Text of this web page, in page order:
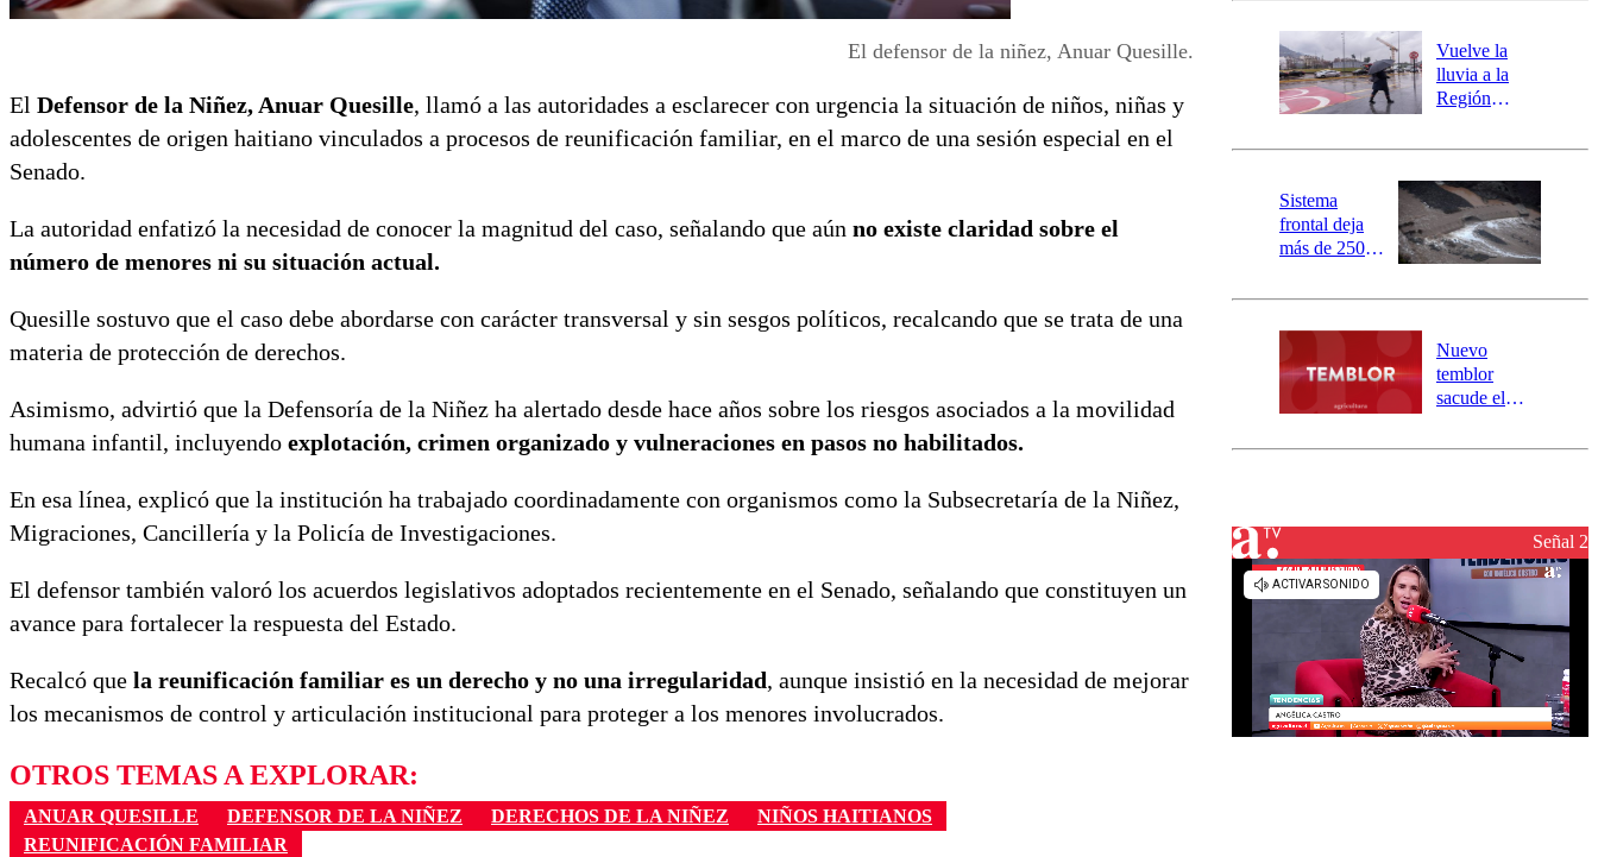
El defensor de la niñez, Anuar Quesille.
El Defensor de la Niñez, Anuar Quesille, llamó a las autoridades a esclarecer con urgencia la situación de niños, niñas y
adolescentes de origen haitiano vinculados a procesos de reunificación familiar, en el marco de una sesión especial en el
Senado.
La autoridad enfatizó la necesidad de conocer la magnitud del caso, señalando que aún no existe claridad sobre el
número de menores ni su situación actual.
Quesille sostuvo que el caso debe abordarse con carácter transversal y sin sesgos políticos, recalcando que se trata de una
materia de protección de derechos.
Asimismo, advirtió que la Defensoría de la Niñez ha alertado desde hace años sobre los riesgos asociados a la movilidad
humana infantil, incluyendo explotación, crimen organizado y vulneraciones en pasos no habilitados.
En esa línea, explicó que la institución ha trabajado coordinadamente con organismos como la Subsecretaría de la Niñez,
Migraciones, Cancillería y la Policía de Investigaciones.
El defensor también valoró los acuerdos legislativos adoptados recientemente en el Senado, señalando que constituyen un
avance para fortalecer la respuesta del Estado.
Recalcó que la reunificación familiar es un derecho y no una irregularidad, aunque insistió en la necesidad de mejorar
los mecanismos de control y articulación institucional para proteger a los menores involucrados.
OTROS TEMAS A EXPLORAR:
ANUAR QUESILLE DEFENSOR DE LA NIÑEZ DERECHOS DE LA NIÑEZ
NIÑOS HAITIANOS
REUNIFICACIÓN FAMILIAR
río Damas:
activa
mensajería
SAE
Vuelve la
lluvia a la
Región
este es el
la DMC para
este viernes
Sistema
frontal deja
más de 250
y 317
aisladas entre
Valparaíso y
Los Ríos
Nuevo
temblor
sacude el
revisa la
Señal 2